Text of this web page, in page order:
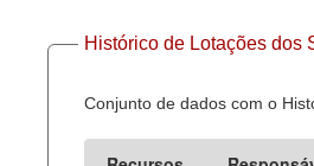
ContatoHistórico de Lotações dos
Conjunto de dados com o